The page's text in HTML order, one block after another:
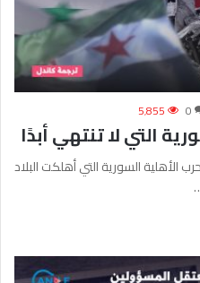
0 5٬855
التي لا تنتهي أبدًا
الأهلية السورية التي أهلكت البلاد